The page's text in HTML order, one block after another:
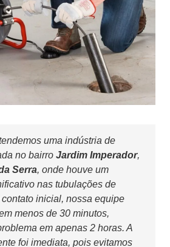
uma indústria de
no bairro Jardim Imperador,
Serra, onde houve um
nas tubulações de
inicial, nossa equipe
menos de 30 minutos,
em apenas 2 horas. A
foi imediata, pois evitamos